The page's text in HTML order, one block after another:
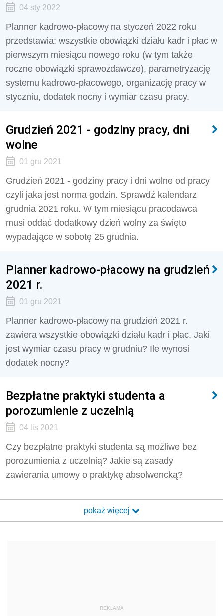
04 sty 2022
Planner kadrowo-płacowy na styczeń 2022 roku
przedstawia: wszystkie obowiązki działu kadr i płac w
pierwszym miesiącu nowego roku (w tym także
roczne obowiązki sprawozdawcze), parametryzację
systemu kadrowo-płacowego, organizację pracy w
styczniu, dodatek nocny i wymiar czasu pracy.
Grudzień 2021 - godziny pracy, dni
wolne
01 gru 2021
Grudzień 2021 - godziny pracy i dni wolne od pracy
czyli jaka jest norma godzin. Sprawdź kalendarz
grudnia 2021 roku. W tym miesiącu pracodawca
musi oddać dodatkowy dzień wolny za święto
wypadające w sobotę 25 grudnia.
Planner kadrowo-płacowy na grudzień
2021 r.
01 gru 2021
Planner kadrowo-płacowy na grudzień 2021 r.
zawiera wszystkie obowiązki działu kadr i płac. Jaki
jest wymiar czasu pracy w grudniu? Ile wynosi
dodatek nocny?
Bezpłatne praktyki studenta a
porozumienie z uczelnią
04 lis 2021
Czy bezpłatne praktyki studenta są możliwe bez
porozumienia z uczelnią? Jakie są zasady
zawierania umowy o praktykę absolwencką?
pokaż więcej
REKLAMA